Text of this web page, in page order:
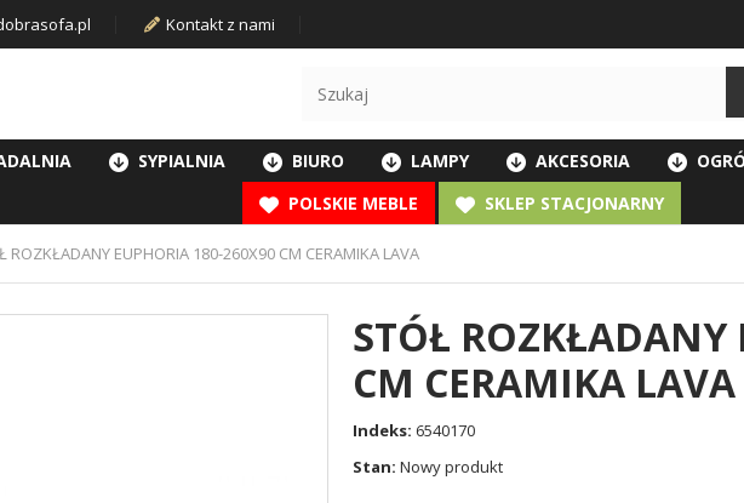
Kontakt z nami
SYPIALNIA BIURO LAMPY AKCESORIA
POLSKIE MEBLE
SKLEP STACJONARNY
ROZKŁADANY EUPHORIA 180-260X90 CM CERAMIKA LAVA
STÓŁ
CM CERAMIKA LAVA
Indeks: 6540170
Stan: Nowy produkt